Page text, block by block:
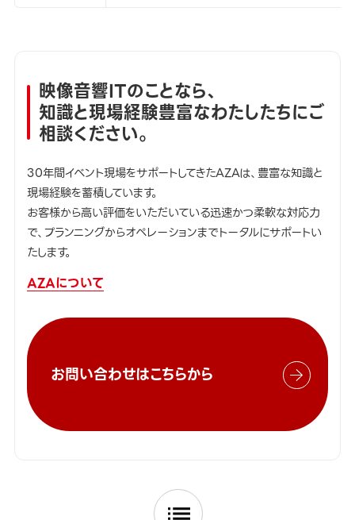
映像音響ITのことなら、
知識と現場経験豊富なわたしたちにご
相談ください。
30年間イベント現場をサポートしてきたAZAは、豊富な知識と
現場経験を蓄積しています。
お客様から高い評価をいただいている迅速かつ柔軟な対応力
で、プランニングからオペレーションまでトータルにサポートい
たします。
AZAについて
お問い合わせはこちらから